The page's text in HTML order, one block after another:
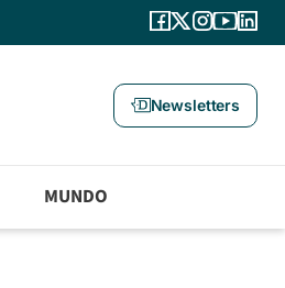
Newsletters
MUNDO